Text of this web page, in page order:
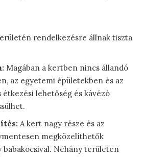
rendelkezésre állnak tiszta
Magában a kertben nincs állandó
az egyetemi épületekben és az
étkezési lehetőség és kávézó
A kert nagy része és az
megközelíthetők
babakocsival. Néhány területen